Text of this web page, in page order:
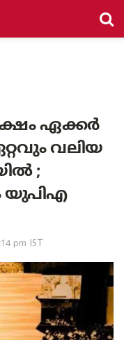
ഏക്കർ
വലിയ
;
യുപിഎ
pm IST